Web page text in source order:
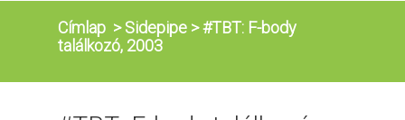
Címlap >Sidepipe >#TBT: F-body
találkozó, 2003